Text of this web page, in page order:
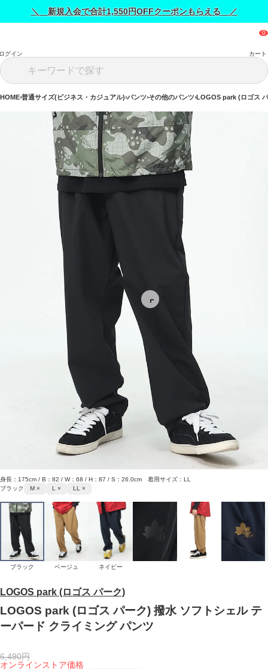
＼ 新規入会で合計1,550円OFFクーポンもらえる ／
グイン カート
HOME 普通サイズ(ビジネス・カジュアル) パンツ その他のパンツ LOGOS park (ロゴス
LOGOS park (ロゴス パーク)
LOGOS park (ロゴス パーク) 撥水 ソフトシェル テ
ーパード クライミング パンツ
オンラインストア価格
6,490円
身長：175cm / B：82 / W：68 / H：87 / S：26.0cm 着用サイズ：LL
ブラック
M × L × LL ×
ブラック ベージュ ネイビー